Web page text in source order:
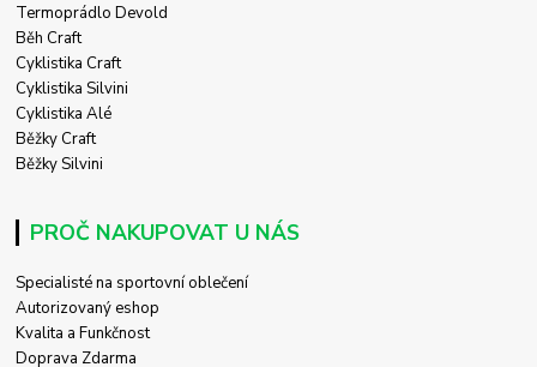
Termoprádlo Devold
Běh Craft
Cyklistika Craft
Cyklistika Silvini
Cyklistika Alé
Běžky Craft
Běžky Silvini
PROČ NAKUPOVAT U NÁS
Specialisté na sportovní oblečení
Autorizovaný eshop
Kvalita a Funkčnost
Doprava Zdarma